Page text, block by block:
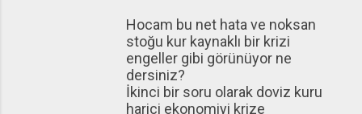
Hocam bu net hata ve noksan
stoğu kur kaynaklı bir krizi
engeller gibi görünüyor ne
dersiniz?
İkinci bir soru olarak doviz kuru
harici ekonomiyi krize